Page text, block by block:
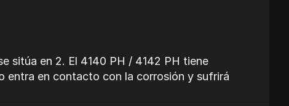
sitúa en 2. El 4140 PH / 4142 PH tiene
entra en contacto con la corrosión y sufrirá